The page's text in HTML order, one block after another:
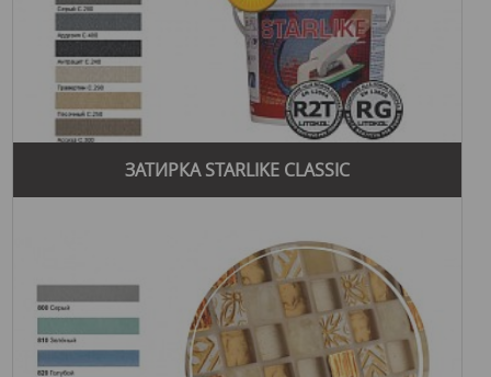
ЗАТИРКА STARLIKE CLASSIC